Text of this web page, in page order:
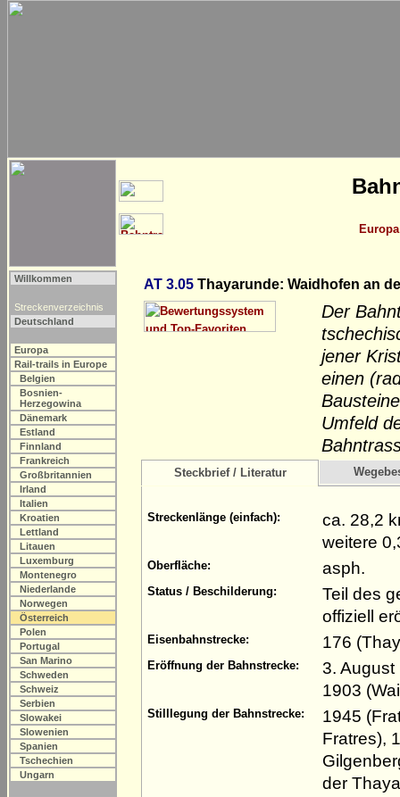
Europa
Willkommen
Streckenverzeichnis
Deutschland
Europa
Rail-trails in Europe
Belgien
Bosnien-
Herzegowina
Dänemark
Estland
Finnland
Frankreich
Großbritannien
Irland
Italien
Kroatien
Lettland
Litauen
Luxemburg
Montenegro
Niederlande
Norwegen
Österreich
Polen
Portugal
San Marino
Schweden
Schweiz
Serbien
Slowakei
Slowenien
Spanien
Tschechien
Ungarn
AT 3.05 Thayarunde: Waidhofen an
Der
jener
einen
Umfeld
Steckbrief / Literatur
Streckenlänge (einfach):
ca. 28,2
weitere
Oberfläche: asph.
Status / Beschilderung:
Teil des
offiziell
Eisenbahnstrecke: 176
Eröffnung der Bahnstrecke:
3.
1903
Stilllegung der Bahnstrecke:
1945
Fratres),
der